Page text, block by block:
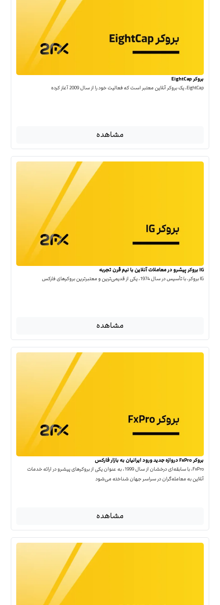
بروکر EightCap
EightCap، یک بروکر آنلاین معتبر است که فعالیت خود را از سال 2009 آغاز کرده
مشاهده
IG بروکر پیشرو در معاملات آنلاین با نیم قرن تجربه
IG بروکر، با تأسیس در سال 1974، یکی از قدیمی‌ترین و معتبرترین بروکرهای فارکس
مشاهده
بروکر FxPro دروازه جدید ورود ایرانیان به بازار فارکس
FxPro، با سابقه‌ای درخشان از سال 1999، به عنوان یکی از بروکرهای پیشرو در ارائه خدمات
آنلاین به معامله‌گران در سراسر جهان شناخته می‌شود
مشاهده